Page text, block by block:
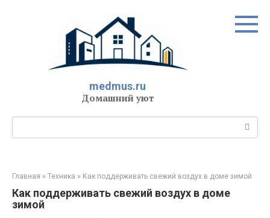
medmus.ru
Домашний уют
Главная » Техника » Как поддерживать свежий воздух в доме зимой
Как поддерживать свежий воздух в доме
зимой